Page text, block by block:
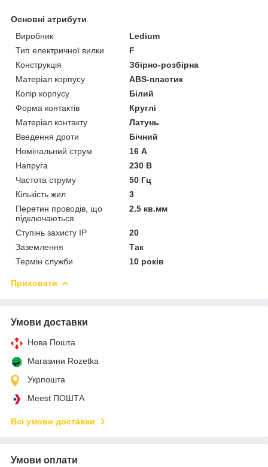
Основні атрибути
Виробник
Ledium
Тип електричної вилки
F
Конструкція
Збірно-розбірна
Матеріал корпусу
ABS-пластик
Колір корпусу
Білий
Форма контактів
Круглі
Матеріал контакту
Латунь
Введення дроти
Бічний
Номінальний струм
16 А
Напруга
230 В
Частота струму
50 Гц
Кількість жил
3
Перетин проводів, що
підключаються
2.5 кв.мм
Ступінь захисту IP
20
Заземлення
Так
Термін служби
10 років
Приховати
Умови доставки
Нова Пошта
Магазини Rozetka
Укрпошта
Meest ПОШТА
Всі умови доставки
Умови оплати